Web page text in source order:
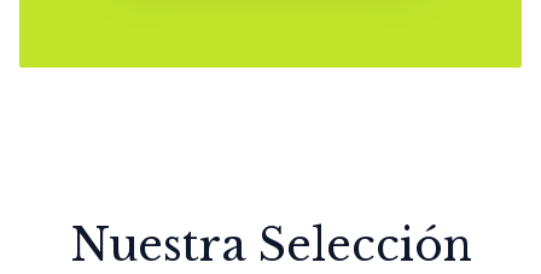
Nuestra Selección